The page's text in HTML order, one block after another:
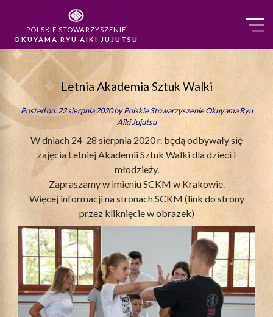
POLSKIE STOWARZYSZENIE
OKUYAMA RYU AIKI JUJUTSU
Letnia Akademia Sztuk Walki
Posted on: 22 sierpnia 2020 byPolskie Stowarzyszenie Okuyama Ryu
Aiki Jujutsu
W dniach 24-28 sierpnia 2020 r. będą odbywały się
zajęcia Letniej Akademii Sztuk Walki dla dzieci i
młodzieży.
Zapraszamy w imieniu SCKM w Krakowie.
Więcej informacji na stronach SCKM (link do strony
przez kliknięcie w obrazek)